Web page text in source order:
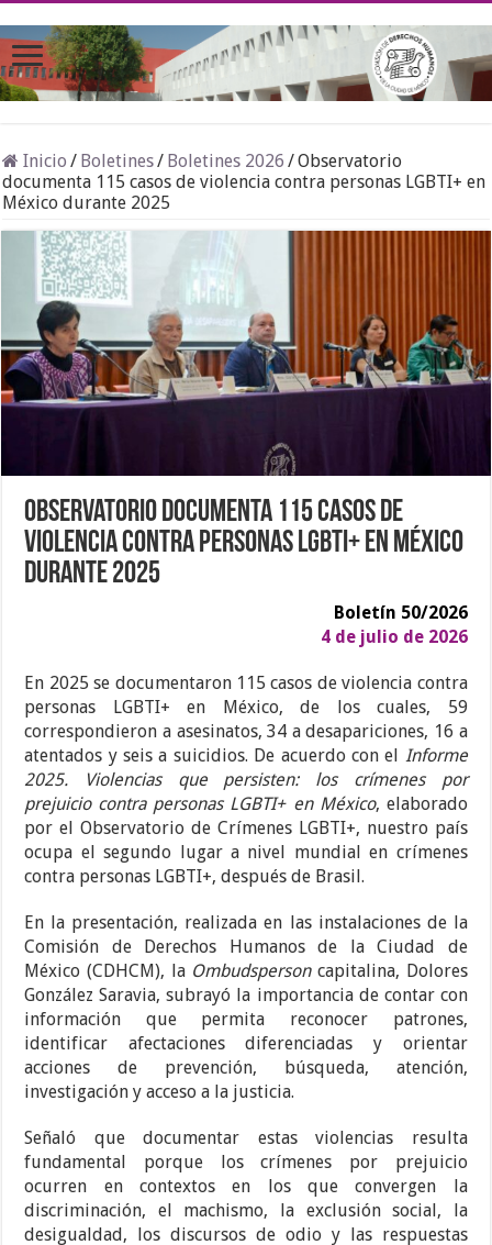
Inicio / Boletines/ Boletines 2026 /Observatorio
documenta 115 casos de violencia contra personas LGBTI+ en
México durante 2025
Observatorio documenta 115 casos de
violencia contra personas LGBTI+ en México
durante 2025
Boletín 50/2026
4 de julio de 2026
En 2025 se documentaron 115 casos de violencia contra
personas LGBTI+ en México, de los cuales, 59
correspondieron a asesinatos, 34 a desapariciones, 16 a
atentados y seis a suicidios. De acuerdo con el Informe
2025. Violencias que persisten: los crímenes por
prejuicio contra personas LGBTI+ en México, elaborado
por el Observatorio de Crímenes LGBTI+, nuestro país
ocupa el segundo lugar a nivel mundial en crímenes
contra personas LGBTI+, después de Brasil.
En la presentación, realizada en las instalaciones de la
Comisión de Derechos Humanos de la Ciudad de
México (CDHCM), la Ombudspersoncapitalina, Dolores
González Saravia, subrayó la importancia de contar con
información que permita reconocer patrones,
identificar afectaciones diferenciadas y orientar
acciones de prevención, búsqueda, atención,
investigación y acceso a la justicia.
Señaló que documentar estas violencias resulta
fundamental porque los crímenes por prejuicio
ocurren en contextos en los que convergen la
discriminación, el machismo, la exclusión social, la
desigualdad, los discursos de odio y las respuestas